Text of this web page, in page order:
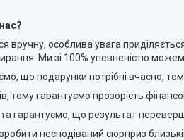
вручну, особлива увага
Ми зі 100% упевненістю
що подарунки потрібні вчасно,
тому гарантуємо прозорість
гарантуємо, що результат
несподіваний сюрприз